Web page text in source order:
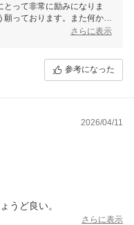
って非常に励みになりま
っております。また何かご
さらに表示
参考になった
2026/04/11
うど良い。
さらに表示